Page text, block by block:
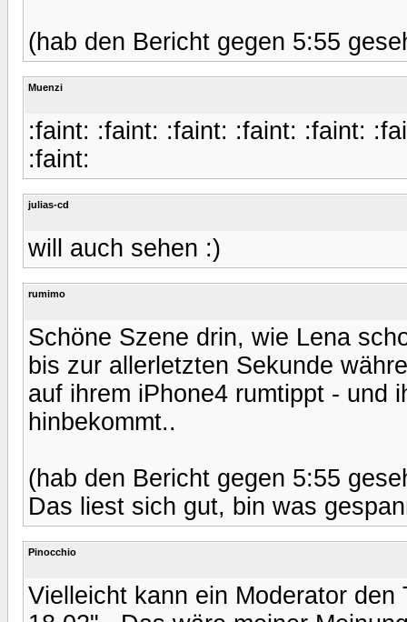
(hab den Bericht gegen 5:55
Muenzi
:faint: :faint: :faint: :faint: :faint:
:faint:
julias-cd
will auch sehen :)
rumimo
Schöne Szene drin, wie Lena
bis zur allerletzten Sekunde
auf ihrem iPhone4 rumtippt - und
hinbekommt..
(hab den Bericht gegen 5:55
Das liest sich gut, bin was
Pinocchio
Vielleicht kann ein Moderator